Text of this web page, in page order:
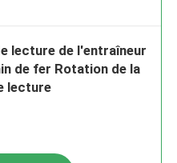
lecture de l'entraîneur
de fer Rotation de la
lecture